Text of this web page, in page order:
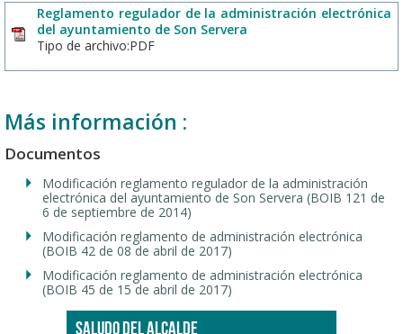
Reglamento regulador de la administración electrónica
del ayuntamiento de Son Servera
Tipo de archivo:PDF
Más información :
Documentos
Modificación reglamento regulador de la administración
electrónica del ayuntamiento de Son Servera (BOIB 121 de
6 de septiembre de 2014)
Modificación reglamento de administración electrónica
(BOIB 42 de 08 de abril de 2017)
Modificación reglamento de administración electrónica
(BOIB 45 de 15 de abril de 2017)
SALUDO DEL ALCALDE